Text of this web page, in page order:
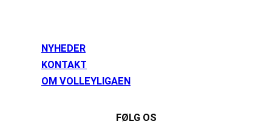
NYHEDER
KONTAKT
OM VOLLEYLIGAEN
FØLG OS